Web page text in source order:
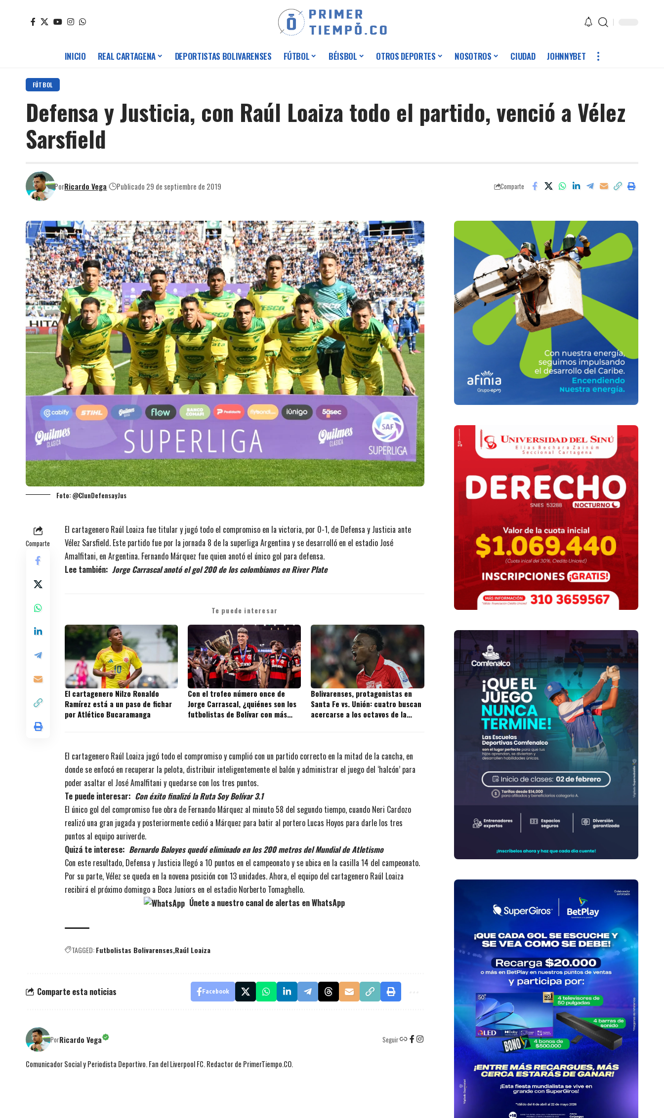
INICIO REAL CARTAGENA DEPORTISTAS BOLIVARENSES FÚTBOL BÉISBOL OTROS DEPORTES NOSOTROS CIUDAD JOHNNYBET
FÚTBOL
Defensa y Justicia, con Raúl Loaiza todo el partido, venció a Vélez
Sarsfield
PorRicardo Vega Publicado 29 de septiembre de 2019 Comparte
Foto: @ClunDefensayJus
Comparte
El cartagenero Raúl Loaiza fue titular y jugó todo el compromiso en la victoria, por 0-1, de Defensa y Justicia ante
Vélez Sarsfield. Este partido fue por la jornada 8 de la superliga Argentina y se desarrolló en el estadio José
Amalfitani, en Argentina. Fernando Márquez fue quien anotó el único gol para defensa.
Lee también: Jorge Carrascal anotó el gol 200 de los colombianos en River Plate
Te puede interesar
El cartagenero Nilzo Ronaldo
Ramírez está a un paso de fichar
por Atlético Bucaramanga
Con el trofeo número once de
Jorge Carrascal, ¿quiénes son los
futbolistas de Bolívar con más
Bolivarenses, protagonistas en
Santa Fe vs. Unión: cuatro buscan
acercarse a los octavos de la
El cartagenero Raúl Loaiza jugó todo el compromiso y cumplió con un partido correcto en la mitad de la cancha, en
donde se enfocó en recuperar la pelota, distribuir inteligentemente el balón y administrar el juego del ‘halcón’ para
poder asaltar el José Amalfitani y quedarse con los tres puntos.
Te puede interesar: Con éxito finalizó la Ruta Soy Bolívar 3.1
El único gol del compromiso fue obra de Fernando Márquez al minuto 58 del segundo tiempo, cuando Neri Cardozo
realizó una gran jugada y posteriormente cedió a Márquez para batir al portero Lucas Hoyos para darle los tres
puntos al equipo auriverde.
Quizá te interese: Bernardo Baloyes quedó eliminado en los 200 metros del Mundial de Atletismo
Con este resultado, Defensa y Justicia llegó a 10 puntos en el campeonato y se ubica en la casilla 14 del campeonato.
Por su parte, Vélez se queda en la novena posición con 13 unidades. Ahora, el equipo del cartagenero Raúl Loaiza
recibirá el próximo domingo a Boca Juniors en el estadio Norberto Tomaghello.
Únete a nuestro canal de alertas en WhatsApp
TAGGED:Futbolistas Bolivarenses Raúl Loaiza
Comparte esta noticias Facebook
PorRicardo Vega Seguir
Comunicador Social y Periodista Deportivo. Fan del Liverpool FC. Redactor de PrimerTiempo.CO.